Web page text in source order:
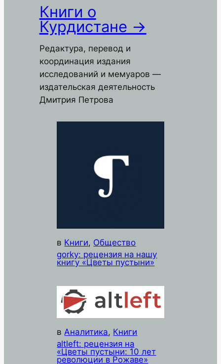
Книги о
Курдистане →
Редактура, перевод и
координация издания
исследований и мемуаров —
издательская деятельность
Дмитрия Петрова
в Книги, Общество
gorky: рецензия на нашу
книгу «Цветы пустыни»
в Аналитика, Книги
altleft: рецензия на
«Цветы пустыни: 10 лет
революции в Рожаве»